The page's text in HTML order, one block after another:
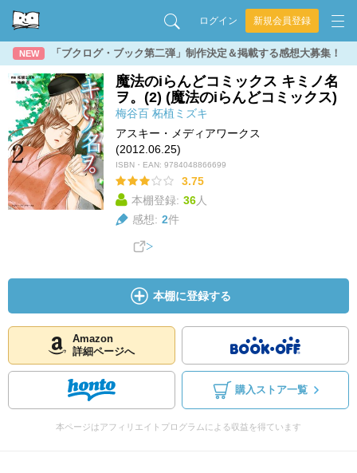
ログイン 新規会員登録
NEW 「ブクログ・ブック第二弾」制作決定＆掲載する感想大募集！
魔法のiらんどコミックス キミノ名
ヲ。(2) (魔法のiらんどコミックス)
梅谷百 柘植ミズキ
アスキー・メディアワークス
(2012.06.25)
ISBN・EAN: 9784048866699
3.75
本棚登録: 36人
感想: 2件
本棚に登録する
Amazon
詳細ページへ
購入ストア一覧
本ページはアフィリエイトプログラムによる収益を得ています